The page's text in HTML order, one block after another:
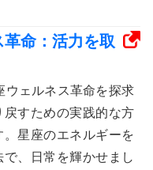
命：活力を取
ウェルネス革命を探求
戻すための実践的な方
星座のエネルギーを
、日常を輝かせまし